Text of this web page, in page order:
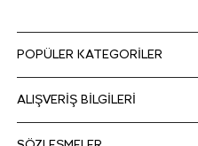
POPÜLER KATEGORİLER
ALIŞVERİŞ BİLGİLERİ